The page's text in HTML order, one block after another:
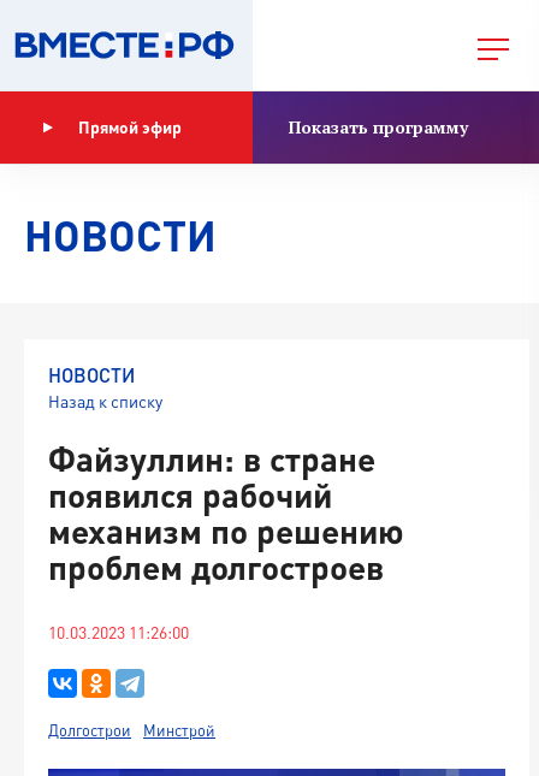
Прямой эфир Показать программу
НОВОСТИ
НОВОСТИ
Назад к списку
Файзуллин: в стране
появился рабочий
механизм по решению
проблем долгостроев
10.03.2023 11:26:00
Долгострои Минстрой